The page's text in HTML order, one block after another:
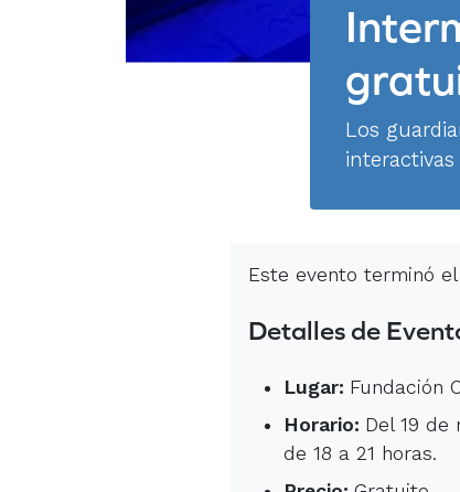
Los
Este evento terminó
Detalles de
Lugar: Fundación
Horario: Del 19 de
de 18 a 21 horas.